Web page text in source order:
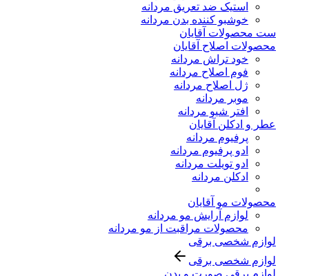
استیک ضد تعریق مردانه
خوشبو کننده بدن مردانه
ست محصولات آقایان
محصولات اصلاح آقایان
خود تراش مردانه
فوم اصلاح مردانه
ژل اصلاح مردانه
موبر مردانه
افتر شیو مردانه
عطر و ادکلن آقایان
پرفیوم مردانه
ادو پرفیوم مردانه
ادو تویلت مردانه
ادکلن مردانه
محصولات مو آقایان
لوازم آرایش مو مردانه
محصولات مراقبت از مو مردانه
لوازم شخصی برقی
لوازم شخصی برقی
لوازم برقی صورت و بدن